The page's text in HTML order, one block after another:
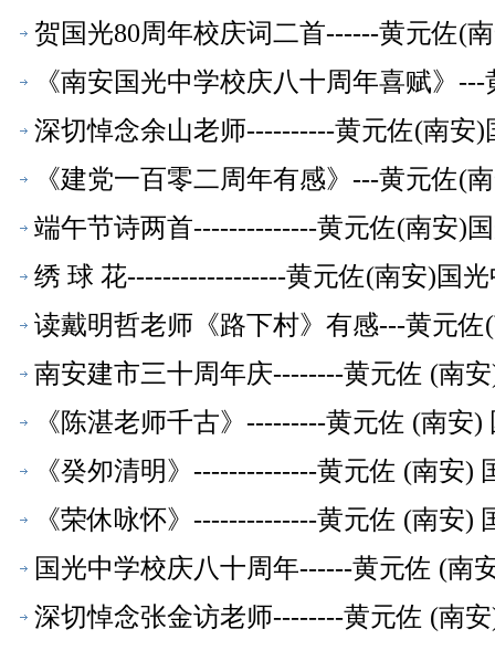
贺国光80周年校庆词二首------黄元佐(
《南安国光中学校庆八十周年喜赋》
深切悼念余山老师----------黄元佐(南安
《建党一百零二周年有感》---黄元佐(
端午节诗两首--------------黄元佐(南安)
绣 球 花------------------黄元佐(南安)国
读戴明哲老师《路下村》有感---黄元
南安建市三十周年庆--------黄元佐 (南
《陈湛老师千古》---------黄元佐 (南安
《癸夘清明》--------------黄元佐 (南安)
《荣休咏怀》--------------黄元佐 (南安)
国光中学校庆八十周年------黄元佐 (南
深切悼念张金访老师--------黄元佐 (南